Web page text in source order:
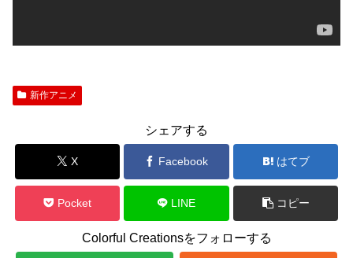
新作アニメ
シェアする
X Facebook はてブ
Pocket LINE コピー
Colorful Creationsをフォローする